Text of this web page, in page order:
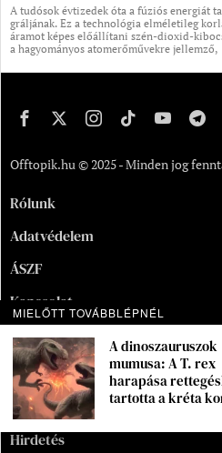
A tudósok évtizedek óta a fúziós energiát
gráljának. Ez a technológia elméletileg
áramot képes előállítani szén-dioxid-
a hagyományos atomerőművekre jellemző,
Offtopik.hu © 2025 - Minden jog
Rólunk
Adatvédelem
ÁSZF
Kapcsolat
Oldaltérkép
Segítség
Munka
Hirdetés
MIELŐTT TOVÁBBLÉPNÉL
A dinoszauruszok
mumusa: A T. rex
harapása
tartotta a kréta